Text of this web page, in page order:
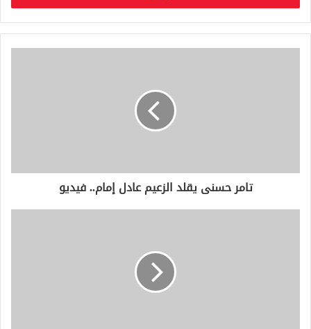
ب
ر
ي
د
ر
ي
تامر حسنى يقلد الزعيم عادل إمام.. فيديو